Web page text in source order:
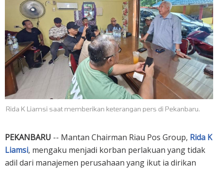
Rida K Liamsi saat memberikan keterangan pers di Pekanbaru.
PEKANBARU -- Mantan Chairman Riau Pos Group, Rida K
Liamsi, mengaku menjadi korban perlakuan yang tidak
adil dari manajemen perusahaan yang ikut ia dirikan